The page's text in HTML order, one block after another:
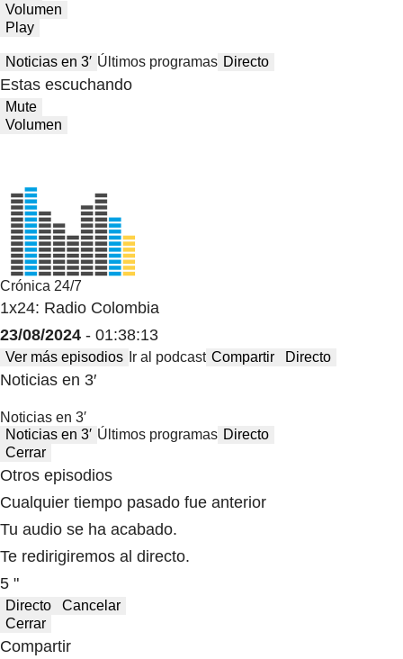
Volumen
Play
Noticias en 3′ Últimos programas Directo
Estas escuchando
Mute
Volumen
Crónica 24/7
1x24: Radio Colombia
23/08/2024 - 01:38:13
Ver más episodios Ir al podcast Compartir Directo
Noticias en 3′
Noticias en 3′
Noticias en 3′ Últimos programas Directo
Cerrar
Otros episodios
Cualquier tiempo pasado fue anterior
Tu audio se ha acabado.
Te redirigiremos al directo.
5 "
Directo
Cancelar
Cerrar
Compartir